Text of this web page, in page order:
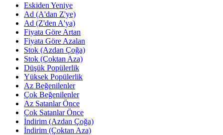
Eskiden Yeniye
Ad (A'dan Z'ye)
Ad (Z'den A'ya)
Fiyata Göre Artan
Fiyata Göre Azalan
Stok (Azdan Çoğa)
Stok (Çoktan Aza)
Düşük Popülerlik
Yüksek Popülerlik
Az Beğenilenler
Çok Beğenilenler
Az Satanlar Önce
Çok Satanlar Önce
İndirim (Azdan Çoğa)
İndirim (Çoktan Aza)